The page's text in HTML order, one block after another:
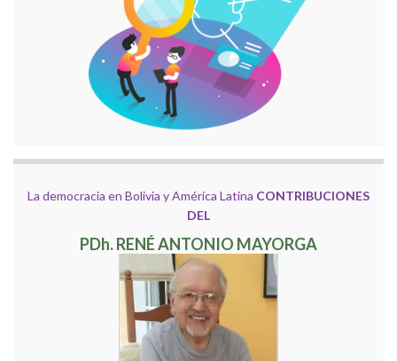
La democracia en Bolivia y América Latina CONTRIBUCIONES
DEL
PDh. RENÉ ANTONIO MAYORGA